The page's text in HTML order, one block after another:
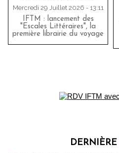
Mercredi 29 Juillet 2026 - 13:11
IFTM : lancement des
"Escales Littéraires", la
première librairie du voyage
DERNIÈRE